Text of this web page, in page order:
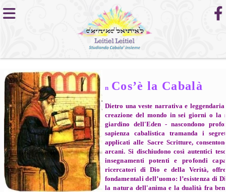
n Cos’è la Cabalà
Dietro una veste narrativae
creazione del mondo in sei giorni o la
giardino dell'Eden -nascondono
sapienza cabalistica tramanda i
applicati alle Sacre Scritture,
arcani. Si dischiudono così autentici
insegnamenti potenti e profondi
ricercatori di Dio e della Verità,
fondamentali dell’uomo: l’esistenza di
la naturadell'anima e la dualità fra